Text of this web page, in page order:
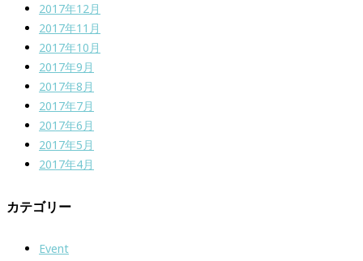
2017年12月
2017年11月
2017年10月
2017年9月
2017年8月
2017年7月
2017年6月
2017年5月
2017年4月
カテゴリー
Event